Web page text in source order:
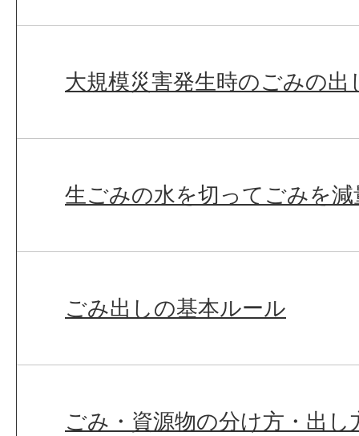
大規模災害発生時のごみの
生ごみの水を切ってごみを
ごみ出しの基本ルール
ごみ・資源物の分け方・出し